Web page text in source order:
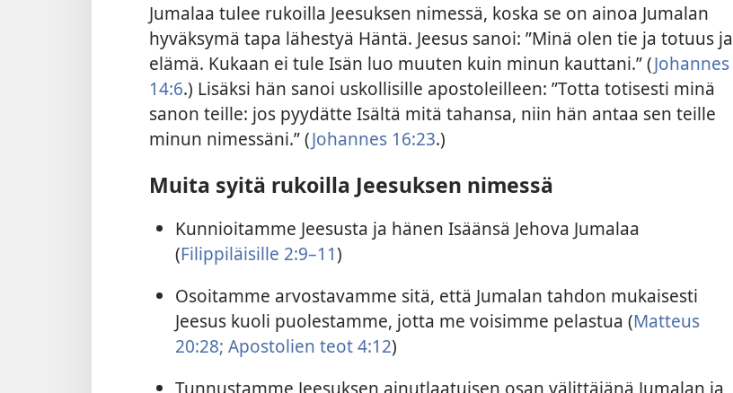
Jumalaa tulee rukoilla Jeesuksen nimessä, koska se on ainoa Jumalan
hyväksymä tapa lähestyä Häntä. Jeesus sanoi: ”Minä olen tie ja totuus ja
elämä. Kukaan ei tule Isän luo muuten kuin minun kauttani.” (Johannes
14:6.) Lisäksi hän sanoi uskollisille apostoleilleen: ”Totta totisesti minä
sanon teille: jos pyydätte Isältä mitä tahansa, niin hän antaa sen teille
minun nimessäni.” (Johannes 16:23.)
Muita syitä rukoilla Jeesuksen nimessä
Kunnioitamme Jeesusta ja hänen Isäänsä Jehova Jumalaa
(Filippiläisille 2:9–11)
Osoitamme arvostavamme sitä, että Jumalan tahdon mukaisesti
Jeesus kuoli puolestamme, jotta me voisimme pelastua (Matteus
20:28; Apostolien teot 4:12)